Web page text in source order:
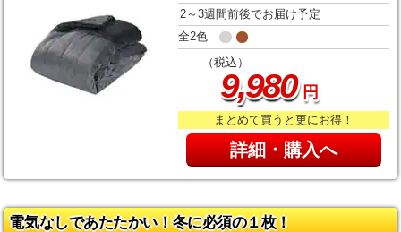
2～3週間前後でお届け予定
全2色
（税込）
9,980円
まとめて買うと更にお得！
詳細・購入へ
電気なしであたたかい！冬に必須の１枚！